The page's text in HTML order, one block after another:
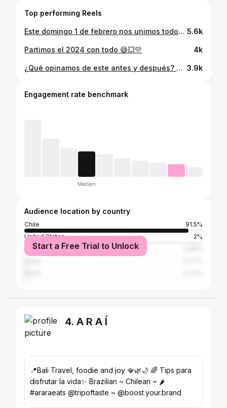
Top performing Reels
Este domingo 1 de febrero nos unimos todos en el Social Run x @techochile 💙 para recaudar fondos para los damnificados por los incendios en el sur de nuestro país! 📅 Domingo 1 de febrero 📍 Plaza Río de Janeiro en Pocuro ⏰ 10:00 AM 🗺️ 5 km a ritmo suave por la @ciclorecreovia (vamos a 7:30 min/km aprox) 💸 Donación voluntaria a TECHO! (No hay monto mínimo, todo sirve 🫶🏼) ✏️ Inscripción a través de Google Forms (link en historias, deben subir el comprobante de su donación) Quienes donen participarán en un sorteo de premios, gracias a marcas que se están sumando 🤍🫶🏼 Si tienes una marca y te quieres sumar, bienvenido! 💌 La idea es juntarnos como comunidad y ayudar! Mientras más seamos, más ayuda podemos generar Nos vemos el domingo 1 de febrero ✨ #running #socialrun #techo #chile #correr 5.6k
Partimos el 2024 con todo 😅💥💛 4k
¿Qué opinamos de este antes y después? 😦 Izquierda: Julio 2022. Pesando 50kg aprox y estando en déficit calórico. Derecha: Agosto 2023. Pesando 56kg y en un leve superávit. Mucho entrenamiento, subiendo de a poco las calorías y harta paciencia, pero OJO, que esos 6kg no son pura masa muscular (me gustaría mucho 😂). De hecho, es una combinación entre aumento del % de grasa, de masa magra y agua ☝🏼 Seguimos @claudio.nutri 🫡 Escríbeme si te gustaría tener una asesoría de entrenamiento a distancia 📩 3.9k
Engagement rate benchmark
Median
Audience location by country
Chile
91.5%
United States
2%
Argentina
Start a Free Trial to Unlock
4. A R A Í
📍Bali Travel, foodie and joy 🪭🌿🌙 🌈 Tips para
disfrutar la vida✨ Brazilian ~ Chilean ~ 🌶
#araraeats @tripoftaste ~ @boost.your.brand